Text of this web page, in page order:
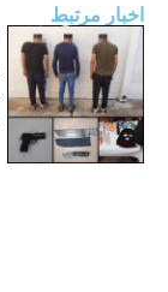
اخبار مرتبط